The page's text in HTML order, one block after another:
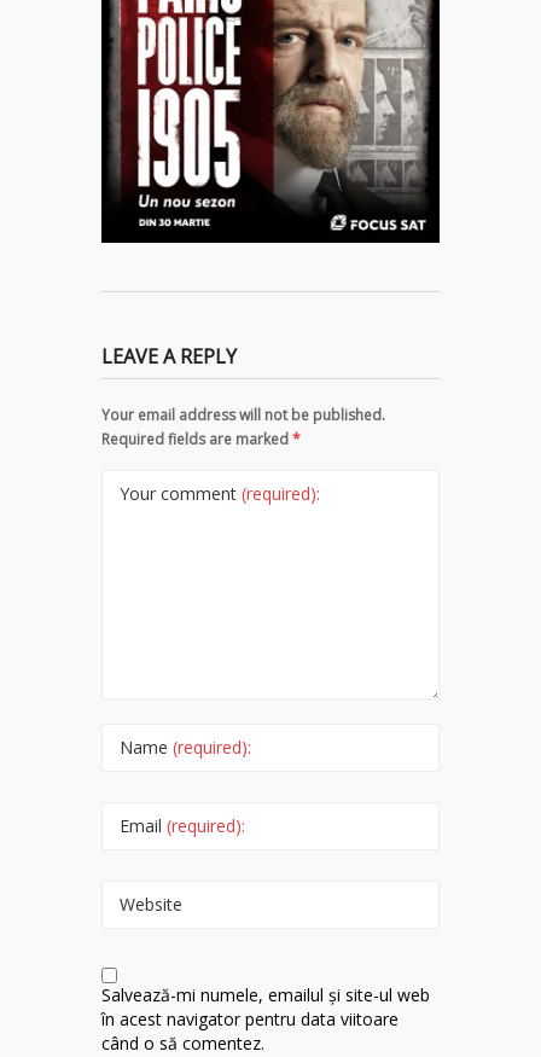
LEAVE A REPLY
Your email address will not be published.
Required fields are marked*
Your comment (required):
Name (required):
Email (required):
Website
Salvează-mi numele, emailul și site-ul web
în acest navigator pentru data viitoare
când o să comentez.